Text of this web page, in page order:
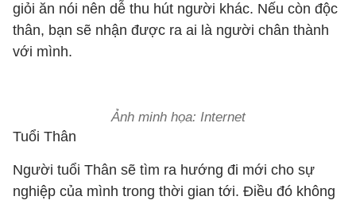
giỏi ăn nói nên dễ thu hút người khác. Nếu còn độc
thân, bạn sẽ nhận được ra ai là người chân thành
với mình.
Ảnh minh họa: Internet
Tuổi Thân
Người tuổi Thân sẽ tìm ra hướng đi mới cho sự
nghiệp của mình trong thời gian tới. Điều đó không